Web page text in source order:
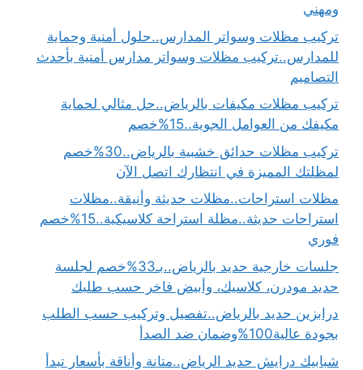
ومهني
تركيب مظلات وسواتر المدارس..حلول أمنية وحماية
للمدارس..تركيب مظلات وسواتر مدارس أمنية بأحدث
التصاميم
تركيب مظلات مكيفات بالرياض..حل مثالي لحماية
مكيفك من العوامل الجوية..15%خصم
تركيب مظلات حدائق خشبية بالرياض..30%خصم
لمظلتك المميزة في انتظارك اتصل الآن
مظلات استراحات..مظلات حديثة وأنيقة..مظلات
استراحات حديثة..مظلة استراحة كلاسيكية..15%خصم
فوري
جلسات خارجية حديد بالرياض..بـ33%خصم لجلسة
حديد مودرن، كلاسيك، وأبيض فاخر حسب طلبك
درابزين حديد بالرياض..تفصيل وتركيب حسب الطلب
بجودة عالية100%وضمان ضد الصدأ
شبابيك درايش حديد الرياض..متانة وأناقة بأسعار تبدأ